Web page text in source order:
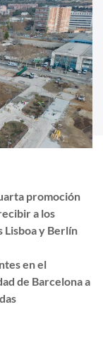
promoción
a los
Lisboa y Berlín
en el
de Barcelona a